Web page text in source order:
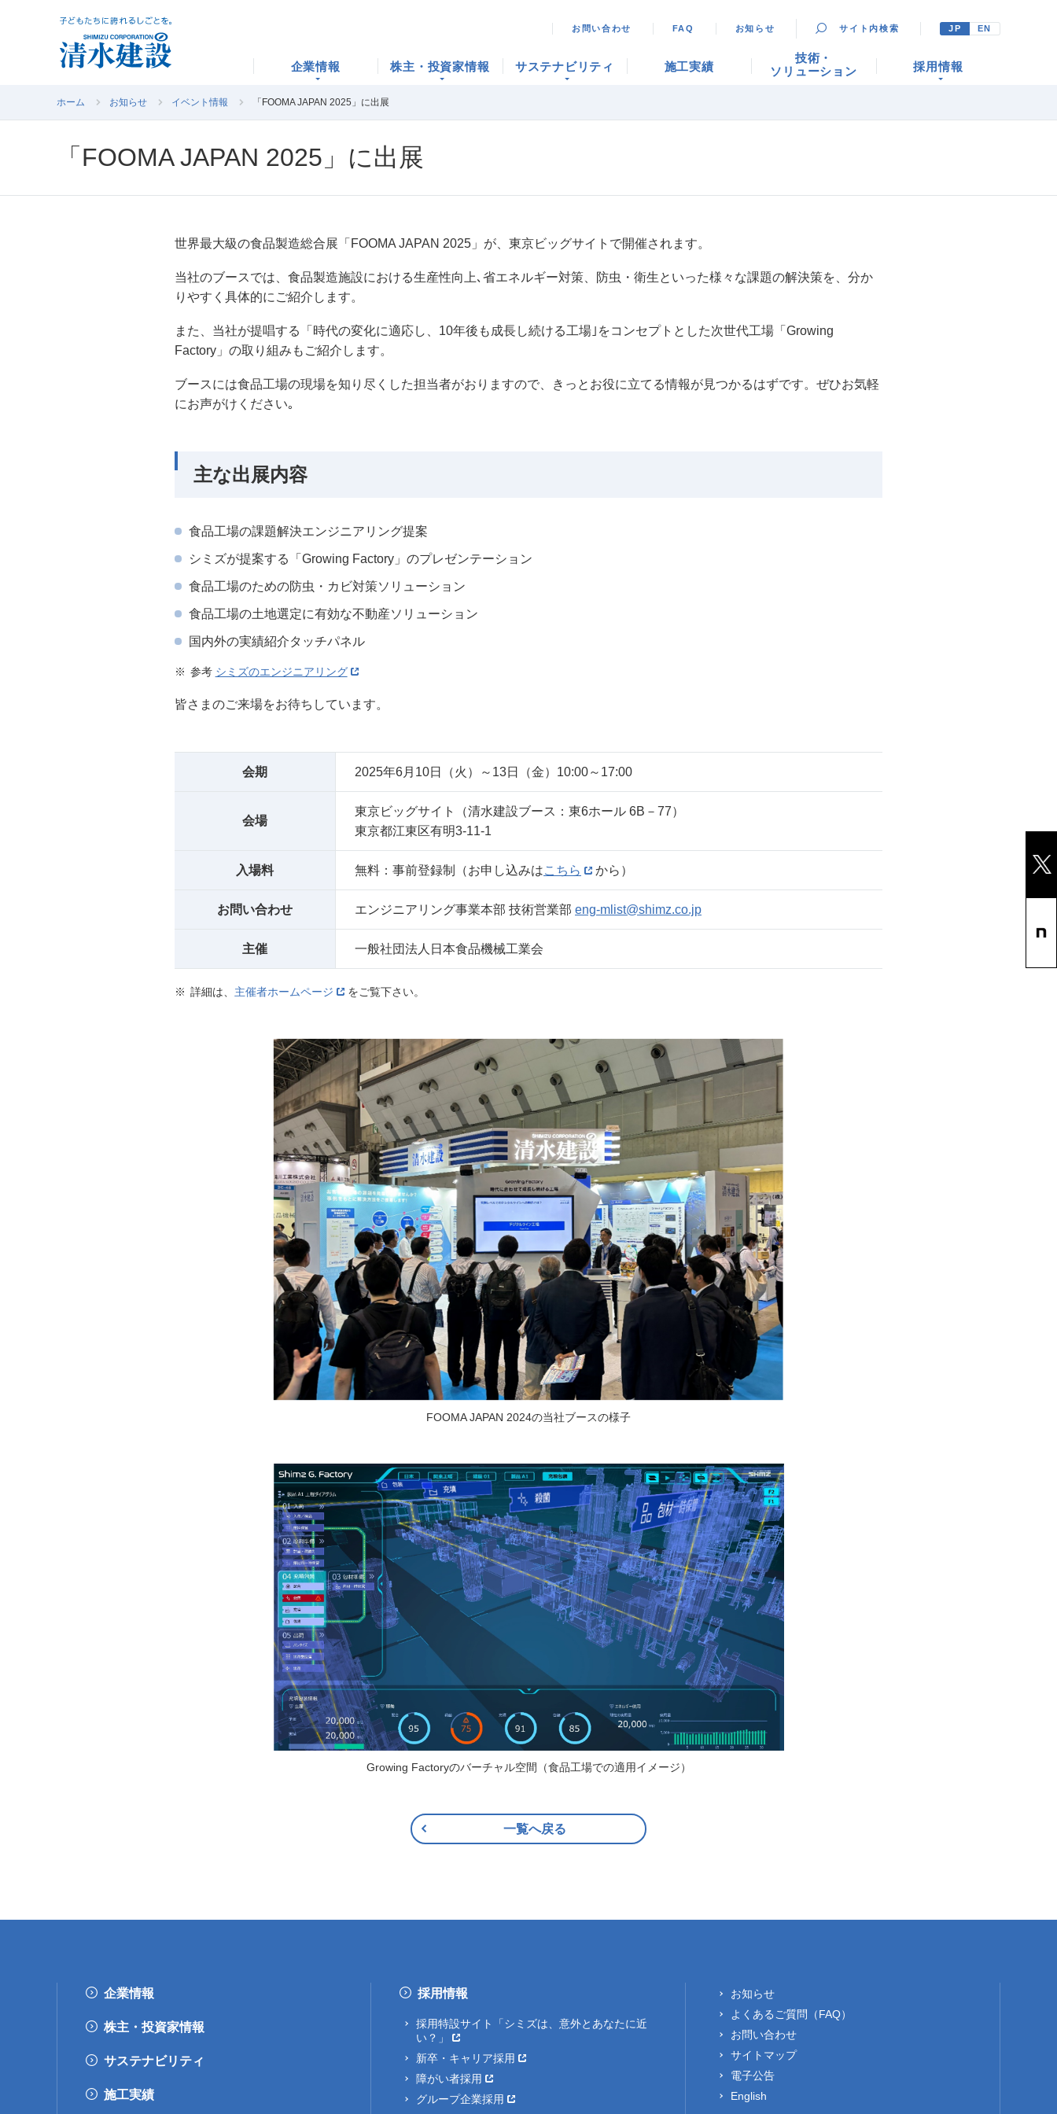
お問い合わせ FAQ お知らせ サイト内検索 JP EN
企業情報 株主・投資家情報 サステナビリティ 施工実績
技術・
ソリューション
採用情報
ホーム お知らせ イベント情報 「FOOMA JAPAN 2025」に出展
「FOOMA JAPAN 2025」に出展
世界最大級の食品製造総合展「FOOMA JAPAN 2025」が、東京ビッグサイトで開催されます。
当社のブースでは、食品製造施設における生産性向上､省エネルギー対策、防虫・衛生といった様々な課題の解決策を、分か
りやすく具体的にご紹介します。
また、当社が提唱する「時代の変化に適応し、10年後も成長し続ける工場｣をコンセプトとした次世代工場「Growing
Factory」の取り組みもご紹介します。
ブースには食品工場の現場を知り尽くした担当者がおりますので、きっとお役に立てる情報が見つかるはずです。ぜひお気軽
にお声がけください｡
主な出展内容
食品工場の課題解決エンジニアリング提案
シミズが提案する「Growing Factory」のプレゼンテーション
食品工場のための防虫・カビ対策ソリューション
食品工場の土地選定に有効な不動産ソリューション
国内外の実績紹介タッチパネル
参考 シミズのエンジニアリング
皆さまのご来場をお待ちしています。
会期 2025年6月10日（火）～13日（金）10:00～17:00
会場
東京ビッグサイト（清水建設ブース：東6ホール 6B－77）
東京都江東区有明3-11-1
入場料 無料：事前登録制（お申し込みはこちら から）
お問い合わせ エンジニアリング事業本部 技術営業部 eng-mlist@shimz.co.jp
主催 一般社団法人日本食品機械工業会
詳細は、 主催者ホームページ をご覧下さい。
FOOMA JAPAN 2024の当社ブースの様子
Growing Factoryのバーチャル空間（食品工場での適用イメージ）
一覧へ戻る
企業情報
株主・投資家情報
サステナビリティ
施工実績
採用情報
採用特設サイト「シミズは、意外とあなたに近
い？」
新卒・キャリア採用
障がい者採用
グループ企業採用
お知らせ
よくあるご質問（FAQ）
お問い合わせ
サイトマップ
電子公告
English